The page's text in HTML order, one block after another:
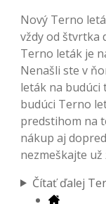
Nový Terno
vždy od štvrtka
Terno leták je
Nenašli ste v
leták na budúci
budúci Terno
predstihom na
nákup aj
nezmeškajte už
Čítať ďalej